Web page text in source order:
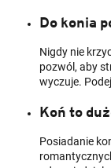
Do konia
Nigdy nie
pozwól, aby
wyczuje.
Koń to
Posiadanie